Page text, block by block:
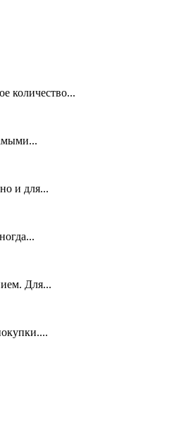
количество...
и для...
Для...